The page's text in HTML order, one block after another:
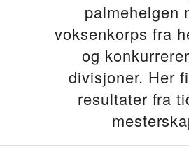
palmehelgen
voksenkorps fra
og
divisjoner. Her
resultater fra